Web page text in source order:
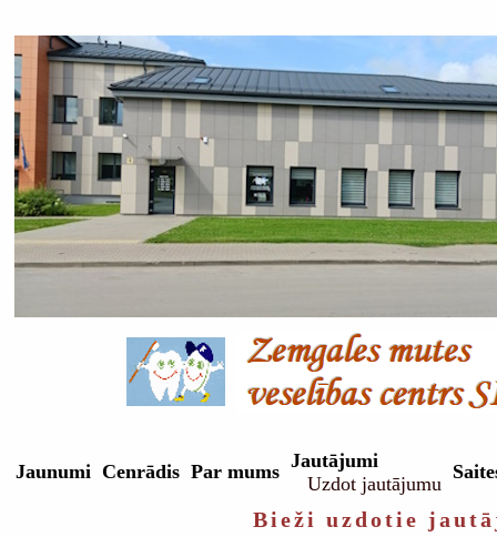
Jaunumi Cenrādis Par mums Jautājumi
Uzdot jautājumu
Bieži uzdotie